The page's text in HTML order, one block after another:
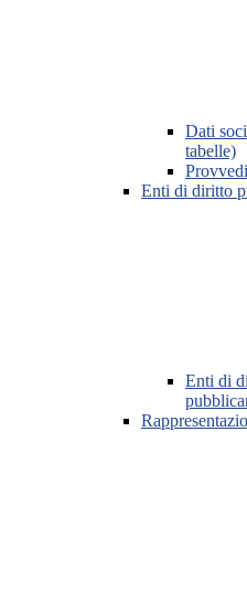
Dati
tabelle)
Enti di diritto
Enti di